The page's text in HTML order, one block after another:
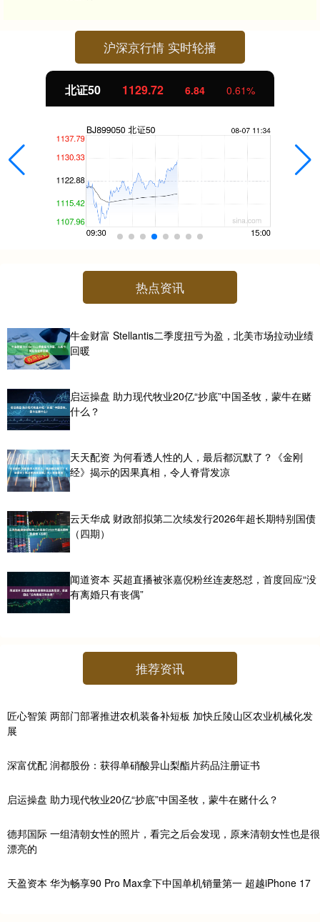
沪深京行情 实时轮播
北证50 1129.72 6.84 0.61%
热点资讯
牛金财富 Stellantis二季度扭亏为盈，北美市场拉动业绩
回暖
启运操盘 助力现代牧业20亿“抄底”中国圣牧，蒙牛在赌
什么？
天天配资 为何看透人性的人，最后都沉默了？《金刚
经》揭示的因果真相，令人脊背发凉
云天华成 财政部拟第二次续发行2026年超长期特别国债
（四期）
闻道资本 买超直播被张嘉倪粉丝连麦怒怼，首度回应“没
有离婚只有丧偶”
推荐资讯
匠心智策 两部门部署推进农机装备补短板 加快丘陵山区农业机械化发
展
深富优配 润都股份：获得单硝酸异山梨酯片药品注册证书
启运操盘 助力现代牧业20亿“抄底”中国圣牧，蒙牛在赌什么？
德邦国际 一组清朝女性的照片，看完之后会发现，原来清朝女性也是很
漂亮的
天盈资本 华为畅享90 Pro Max拿下中国单机销量第一 超越iPhone 17